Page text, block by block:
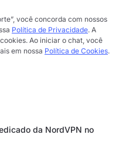
você concorda com nossos
Política de Privacidade. A
Ao iniciar o chat, você
em nossa Política de Cookies.
da NordVPN no